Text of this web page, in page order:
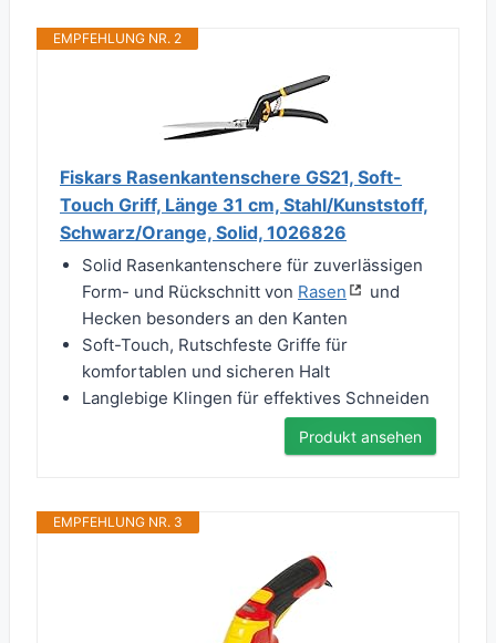
EMPFEHLUNG NR. 2
Fiskars Rasenkantenschere GS21, Soft-
Touch Griff, Länge 31 cm, Stahl/Kunststoff,
Schwarz/Orange, Solid, 1026826
Solid Rasenkantenschere für zuverlässigen
Form- und Rückschnitt von Rasen
und
Hecken besonders an den Kanten
Soft-Touch, Rutschfeste Griffe für
komfortablen und sicheren Halt
Langlebige Klingen für effektives Schneiden
Produkt ansehen
EMPFEHLUNG NR. 3